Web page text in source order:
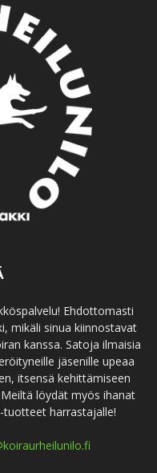
Ehdottomasti
mikäli sinua kiinnostavat
kanssa. Satoja ilmaisia
jäsenille upeaa
itsensä kehittämiseen
löydät myös ihanat
harrastajalle!